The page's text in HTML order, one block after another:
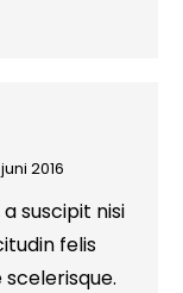
2016
suscipit nisi
felis